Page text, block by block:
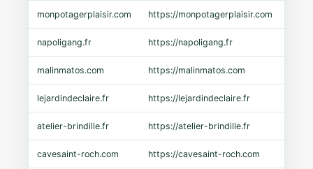
monpotagerplaisir.com https://monpotagerplaisir.com
napoligang.fr https://napoligang.fr
malinmatos.com https://malinmatos.com
lejardindeclaire.fr https://lejardindeclaire.fr
atelier-brindille.fr https://atelier-brindille.fr
cavesaint-roch.com https://cavesaint-roch.com